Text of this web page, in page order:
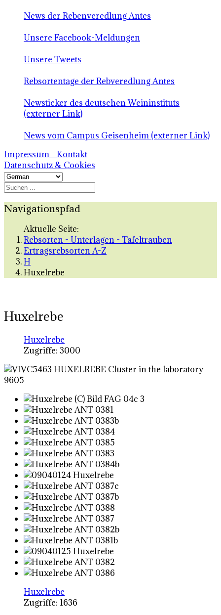
News der Rebenveredlung Antes
Unsere Facebook-Meldungen
Unsere Tweets
Rebsortentage der Rebveredlung Antes
Newsticker des deutschen Weininstituts
(externer Link)
News vom Campus Geisenheim (externer Link)
Impressum - Kontakt
Datenschutz & Cookies
Navigationspfad
Aktuelle Seite:
Rebsorten - Unterlagen - Tafeltrauben
Ertragsrebsorten A-Z
H
Huxelrebe
Huxelrebe
Huxelrebe
Zugriffe: 3000
Huxelrebe
Zugriffe: 1636